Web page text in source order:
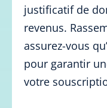
justificatif de
revenus.
assurez-vous
pour garantir
votre